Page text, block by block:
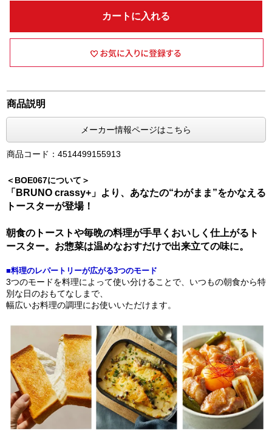
カートに入れる
商品説明
メーカー情報ページはこちら
商品コード：4514499155913
＜BOE067について＞
「BRUNO crassy+」より、あなたの“わがまま”をかなえる
トースターが登場！
朝食のトーストや毎晩の料理が手早くおいしく仕上がるト
ースター。お惣菜は温めなおすだけで出来立ての味に。
■料理のレパートリーが広がる3つのモード
3つのモードを料理によって使い分けることで、いつもの朝食から特
別な日のおもてなしまで、
幅広いお料理の調理にお使いいただけます。